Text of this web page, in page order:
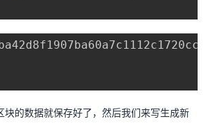
块的数据就保存好了，然后我们来写生成新